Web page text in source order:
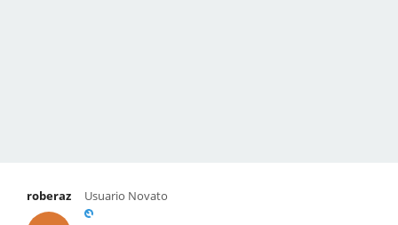
roberaz Usuario Novato